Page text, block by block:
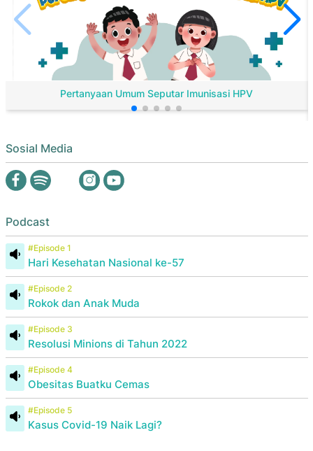
Pertanyaan Umum Seputar Imunisasi HPV
Sosial Media
Podcast
#Episode 1
Hari Kesehatan Nasional ke-57
#Episode 2
Rokok dan Anak Muda
#Episode 3
Resolusi Minions di Tahun 2022
#Episode 4
Obesitas Buatku Cemas
#Episode 5
Kasus Covid-19 Naik Lagi?